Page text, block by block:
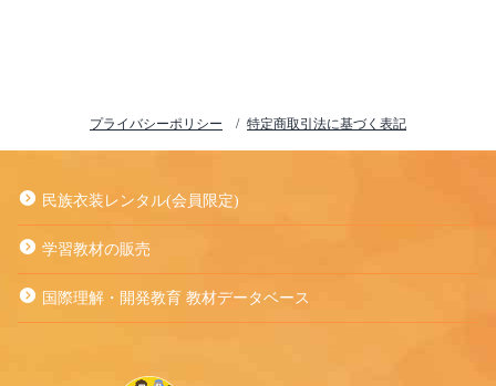
プライバシーポリシー 特定商取引法に基づく表記
民族衣装レンタル(会員限定)
学習教材の販売
国際理解・開発教育 教材データベース